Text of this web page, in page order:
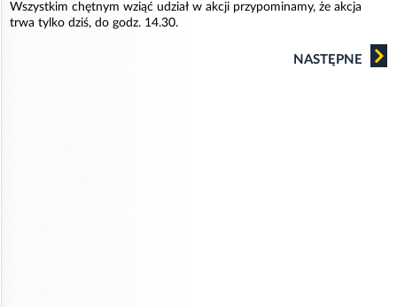
Wszystkim chętnym wziąć udział w akcji przypominamy, że akcja
trwa tylko dziś, do godz. 14.30.
NASTĘPNE